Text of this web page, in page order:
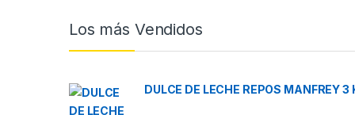
Brands Carousel
Los más Vendidos
DULCE DE LECHE REPOS MANFREY 3